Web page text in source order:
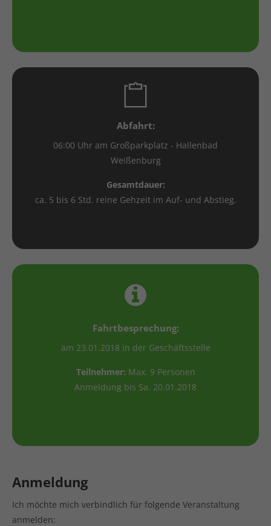
Abfahrt:
06:00 Uhr am Großparkplatz - Hallenbad
Weißenburg
Gesamtdauer:
ca. 5 bis 6 Std. reine Gehzeit im Auf- und Abstieg.
Fahrtbesprechung:
am 23.01.2018 in der Geschäftsstelle
Teilnehmer: Max. 9 Personen
Anmeldung bis Sa. 20.01.2018
Anmeldung
Ich möchte mich verbindlich für folgende Veranstaltung
anmelden: